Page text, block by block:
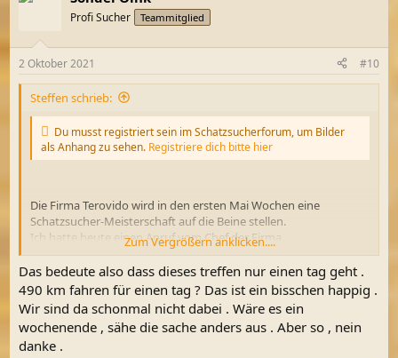
Profi Sucher Teammitglied
2 Oktober 2021 #10
Steffen schrieb:
Du musst registriert sein im Schatzsucherforum, um Bilder
als Anhang zu sehen. Registriere dich bitte hier
Die Firma Terovido wird in den ersten Mai Wochen eine
Schatzsucher-Meisterschaft auf die Beine stellen.
Ich hatte heute einen Anruf vom Chef der Firma.
Das Treffen wird in Altenburg sein Ich werde diese Woche noch
genauere Informationen bekommen.
Diese teile ich euch dann gern hier mit.
Altenburg ist eine mehr als 1.000 Jahre alte ehemalige
Residenzstadt im Osten des Freistaates Thüringen inmitten der
Metropolregion Mitteldeutschland
Zum Vergrößern anklicken....
Das bedeute also dass dieses treffen nur einen tag geht .
490 km fahren für einen tag ? Das ist ein bisschen happig .
Wir sind da schonmal nicht dabei . Wäre es ein
wochenende , sähe die sache anders aus . Aber so , nein
danke .